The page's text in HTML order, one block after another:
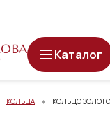
Каталог
КОЛЬЦА КОЛЬЦО